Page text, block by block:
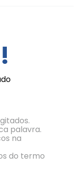
palavra.
na
do termo